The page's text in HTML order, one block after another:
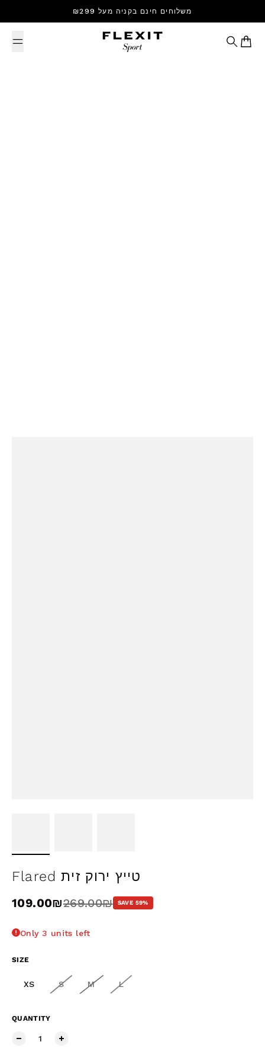
Skip to content משלוחים חינם בקניה מעל ₪299
Search
Cart
Flared טייץ ירוק זית
Sale price
109.00₪
Regular price
269.00₪ SAVE 59%
Only 3 units left
SIZE
XS S M L
QUANTITY